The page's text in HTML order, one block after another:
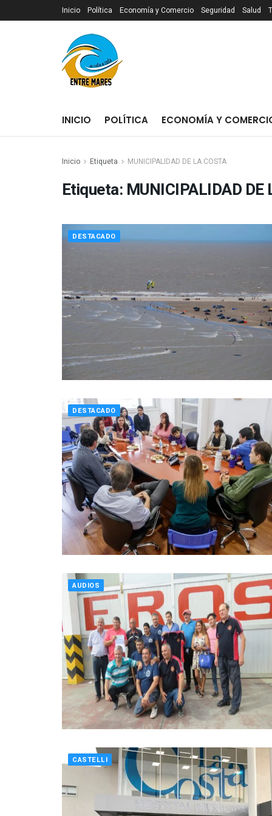
Inicio Política Economía y Comercio Seguridad Salud
INICIO POLÍTICA ECONOMÍA Y
Inicio Etiqueta MUNICIPALIDAD DE LA COSTA
Etiqueta: MUNICIPALIDAD DE
DESTACADO
DESTACADO
AUDIOS
CASTELLI